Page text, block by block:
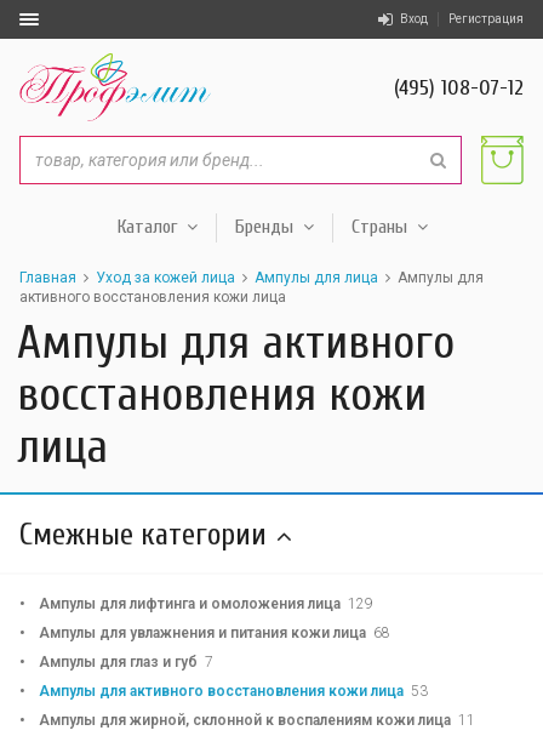
Вход Регистрация
(495) 108-07-12
Каталог Бренды Страны
Главная Уход за кожей лица Ампулы для лица
Ампулы для
активного восстановления кожи лица
Ампулы для активного
восстановления кожи
лица
Смежные категории
Ампулы для лифтинга и омоложения лица 129
Ампулы для увлажнения и питания кожи лица 68
Ампулы для глаз и губ 7
Ампулы для активного восстановления кожи лица 53
Ампулы для жирной, склонной к воспалениям кожи лица 11